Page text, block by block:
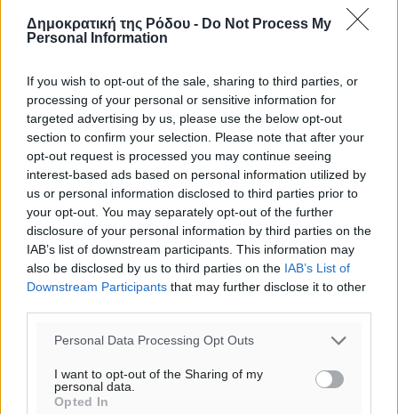
Δημοκρατική της Ρόδου - Do Not Process My
Personal Information
If you wish to opt-out of the sale, sharing to third parties, or
processing of your personal or sensitive information for
targeted advertising by us, please use the below opt-out
section to confirm your selection. Please note that after your
opt-out request is processed you may continue seeing
interest-based ads based on personal information utilized by
us or personal information disclosed to third parties prior to
your opt-out. You may separately opt-out of the further
disclosure of your personal information by third parties on the
IAB’s list of downstream participants. This information may
also be disclosed by us to third parties on the IAB’s List of
Downstream Participants that may further disclose it to other
Personal Data Processing Opt Outs
I want to opt-out of the Sharing of my
personal data.
Opted In
26 °
αίθριος καιρός
11km/h
Δ
26°/26°
06:17
20:08
πρόγνωση:
31°
ΣΑ
28°
ΚΥ